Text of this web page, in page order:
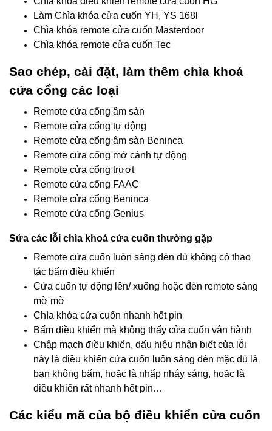
Làm Chìa khóa cửa cuốn YH, YS 168l
Chìa khóa remote cửa cuốn Masterdoor
Chìa khóa remote cửa cuốn Tec
Sao chép, cài đặt, làm thêm chìa khoá
cửa cổng các loại
Remote cửa cổng âm sàn
Remote cửa cổng tự động
Remote cửa cổng âm sàn Beninca
Remote cửa cổng mở cánh tự động
Remote cửa cổng trượt
Remote cửa cổng FAAC
Remote cửa cổng Beninca
Remote cửa cổng Genius
Sửa các lỗi chìa khoá cửa cuốn thường gặp
Remote cửa cuốn luôn sáng đèn dù không có thao
tác bấm điều khiển
Cửa cuốn tự động lên/ xuống hoặc đèn remote sáng
mờ mờ
Chìa khóa cửa cuốn nhanh hết pin
Bấm điều khiển mà không thấy cửa cuốn vận hành
Chập mạch điều khiển, dấu hiệu nhận biết của lỗi
này là điều khiển cửa cuốn luôn sáng đèn mặc dù là
bạn không bấm, hoặc là nhấp nháy sáng, hoặc là
điều khiển rất nhanh hết pin…
Các kiểu mã của bộ điều khiển cửa cuốn